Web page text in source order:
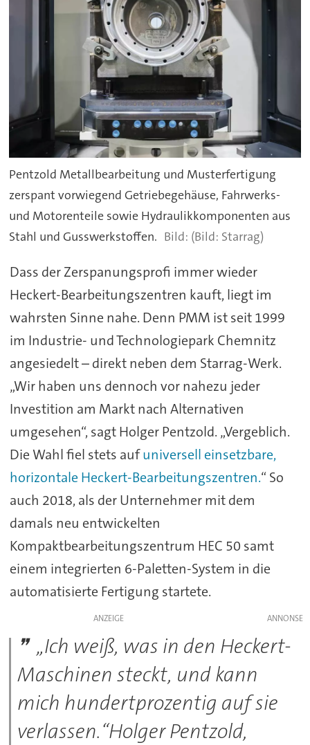
Pentzold Metallbearbeitung und Musterfertigung
zerspant vorwiegend Getriebegehäuse, Fahrwerks-
und Motorenteile sowie Hydraulikkomponenten aus
Stahl und Gusswerkstoffen.
(Bild: Starrag)
Dass der Zerspanungsprofi immer wieder
Heckert-Bearbeitungszentren kauft, liegt im
wahrsten Sinne nahe. Denn PMM ist seit 1999
im Industrie- und Technologiepark Chemnitz
angesiedelt – direkt neben dem Starrag-Werk.
„Wir haben uns dennoch vor nahezu jeder
Investition am Markt nach Alternativen
umgesehen“, sagt Holger Pentzold. „Vergeblich.
Die Wahl fiel stets aufuniversell einsetzbare,
horizontale Heckert-Bearbeitungszentren.“ So
auch 2018, als der Unternehmer mit dem
damals neu entwickelten
Kompaktbearbeitungszentrum HEC 50 samt
einem integrierten 6-Paletten-System in die
automatisierte Fertigung startete.
ANZEIGE
„Ich weiß, was in den Heckert-
Maschinen steckt, und kann
mich hundertprozentig auf sie
verlassen.“Holger Pentzold,